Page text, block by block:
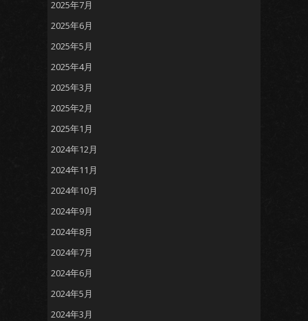
2025年7月
2025年6月
2025年5月
2025年4月
2025年3月
2025年2月
2025年1月
2024年12月
2024年11月
2024年10月
2024年9月
2024年8月
2024年7月
2024年6月
2024年5月
2024年3月